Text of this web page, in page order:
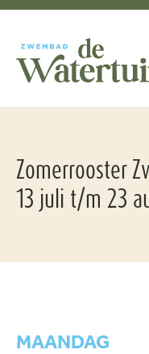
Zomerrooster
13 juli t/m 23
MAANDAG